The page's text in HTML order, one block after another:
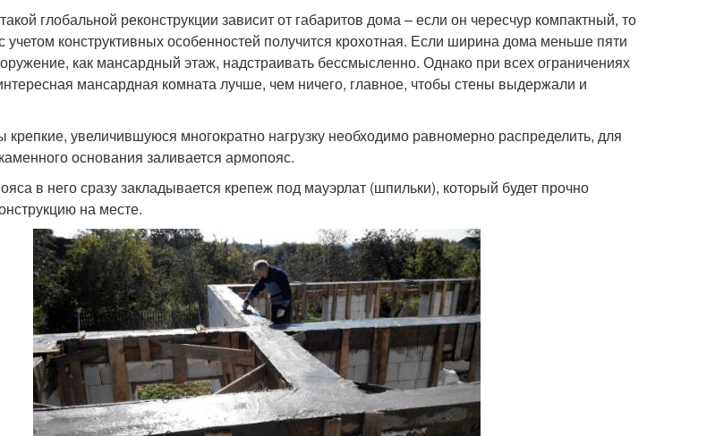
глобальной реконструкции зависит от габаритов дома – если он чересчур компактный, то
конструктивных особенностей получится крохотная. Если ширина дома меньше пяти
как мансардный этаж, надстраивать бессмысленно. Однако при всех ограничениях
мансардная комната лучше, чем ничего, главное, чтобы стены выдержали и
увеличившуюся многократно нагрузку необходимо равномерно распределить, для
основания заливается армопояс.
в него сразу закладывается крепеж под мауэрлат (шпильки), который будет прочно
на месте.